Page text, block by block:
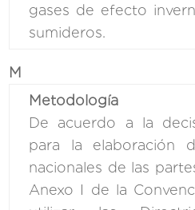
gases de efecto
sumideros.
M
Metodología
De acuerdo a la
para la elaboración
nacionales de las
Anexo I de la